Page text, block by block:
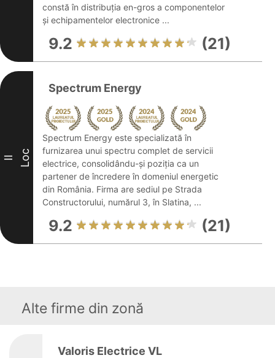
constă în distribuția en-gros a componentelor
și echipamentelor electronice ...
9.2 (21)
II Loc
Spectrum Energy
Spectrum Energy este specializată în
furnizarea unui spectru complet de servicii
electrice, consolidându-și poziția ca un
partener de încredere în domeniul energetic
din România. Firma are sediul pe Strada
Constructorului, numărul 3, în Slatina, ...
9.2 (21)
Alte firme din zonă
Valoris Electrice VL